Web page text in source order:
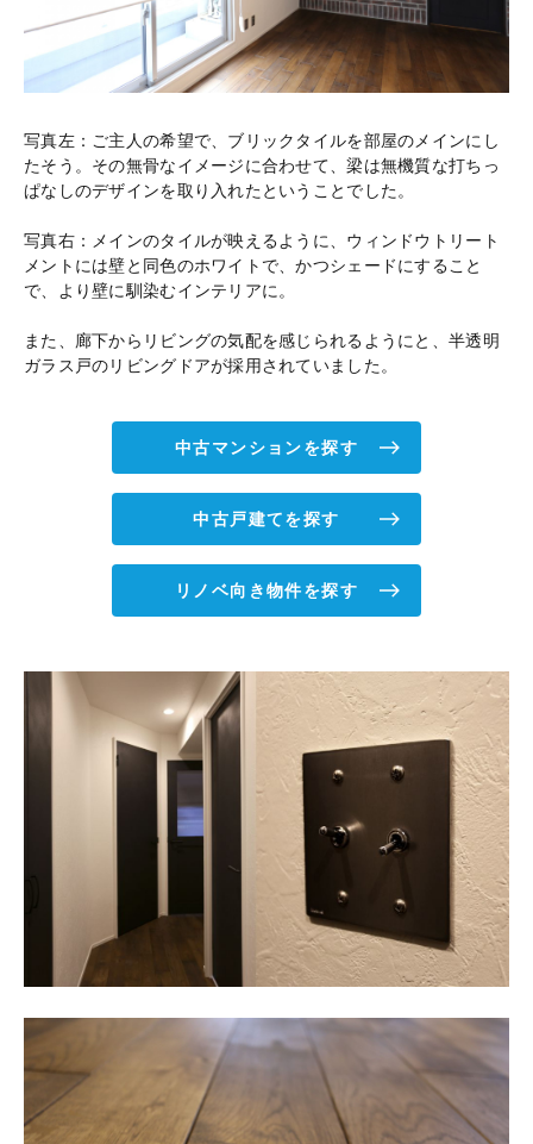
写真左：ご主人の希望で、ブリックタイルを部屋のメインにし
たそう。その無骨なイメージに合わせて、梁は無機質な打ちっ
ぱなしのデザインを取り入れたということでした。
写真右：メインのタイルが映えるように、ウィンドウトリート
メントには壁と同色のホワイトで、かつシェードにすること
で、より壁に馴染むインテリアに。
また、廊下からリビングの気配を感じられるようにと、半透明
ガラス戸のリビングドアが採用されていました。
中古マンションを探す
中古戸建てを探す
リノベ向き物件を探す